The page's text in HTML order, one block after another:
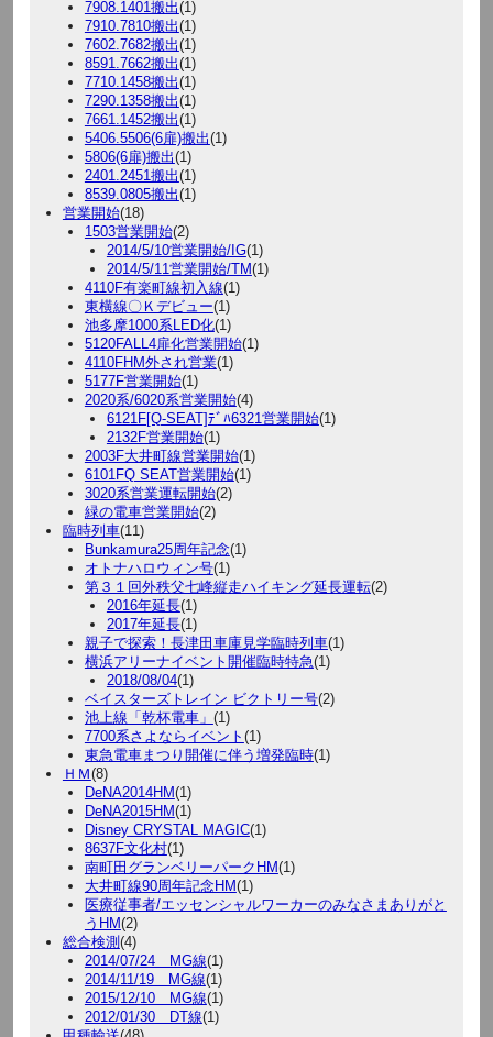
7908.1401搬出(1)
7910.7810搬出(1)
7602.7682搬出(1)
8591.7662搬出(1)
7710.1458搬出(1)
7290.1358搬出(1)
7661.1452搬出(1)
5406.5506(6扉)搬出(1)
5806(6扉)搬出(1)
2401.2451搬出(1)
8539.0805搬出(1)
営業開始(18)
1503営業開始(2)
2014/5/10営業開始/IG(1)
2014/5/11営業開始/TM(1)
4110F有楽町線初入線(1)
東横線〇Ｋデビュー(1)
池多摩1000系LED化(1)
5120FALL4扉化営業開始(1)
4110FHM外され営業(1)
5177F営業開始(1)
2020系/6020系営業開始(4)
6121F[Q-SEAT]ﾃﾞﾊ6321営業開始(1)
2132F営業開始(1)
2003F大井町線営業開始(1)
6101FQ SEAT営業開始(1)
3020系営業運転開始(2)
緑の電車営業開始(2)
臨時列車(11)
Bunkamura25周年記念(1)
オトナハロウィン号(1)
第３１回外秩父七峰縦走ハイキング延長運転(2)
2016年延長(1)
2017年延長(1)
親子で探索！長津田車庫見学臨時列車(1)
横浜アリーナイベント開催臨時特急(1)
2018/08/04(1)
ベイスターズトレイン ビクトリー号(2)
池上線「乾杯電車」 (1)
7700系さよならイベント (1)
東急電車まつり開催に伴う増発臨時(1)
ＨＭ(8)
DeNA2014HM(1)
DeNA2015HM(1)
Disney CRYSTAL MAGIC(1)
8637F文化村(1)
南町田グランベリーパークHM(1)
大井町線90周年記念HM(1)
医療従事者/エッセンシャルワーカーのみなさまありがと
うHM(2)
総合検測 (4)
2014/07/24 MG線(1)
2014/11/19 MG線(1)
2015/12/10 MG線(1)
2012/01/30 DT線(1)